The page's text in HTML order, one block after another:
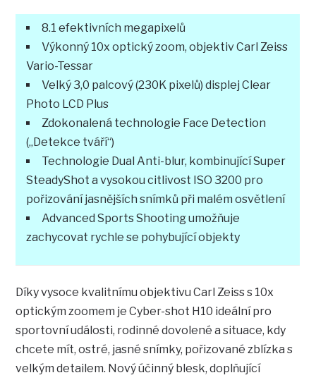
8.1 efektivních megapixelů
Výkonný 10x optický zoom, objektiv Carl Zeiss
Vario-Tessar
Velký 3,0 palcový (230K pixelů) displej Clear
Photo LCD Plus
Zdokonalená technologie Face Detection
(„Detekce tváří“)
Technologie Dual Anti-blur, kombinující Super
SteadyShot a vysokou citlivost ISO 3200 pro
pořizování jasnějších snímků při malém osvětlení
Advanced Sports Shooting umožňuje
zachycovat rychle se pohybující objekty
Díky vysoce kvalitnímu objektivu Carl Zeiss s 10x
optickým zoomem je Cyber-shot H10 ideální pro
sportovní události, rodinné dovolené a situace, kdy
chcete mít, ostré, jasné snímky, pořizované zblízka s
velkým detailem. Nový účinný blesk, doplňující